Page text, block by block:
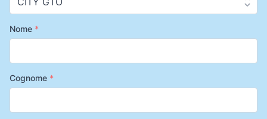
Nome *
Cognome *